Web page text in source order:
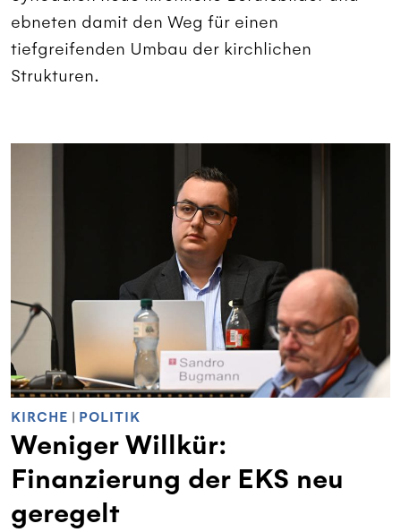
ebneten damit den Weg für einen
tiefgreifenden Umbau der kirchlichen
Strukturen.
KIRCHE | POLITIK
Weniger Willkür:
Finanzierung der EKS neu
geregelt